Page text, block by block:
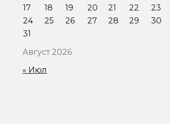
Август 2026
17
18 19 20 21 22
23
24
25 26 27 28 29
30
31
« Июл